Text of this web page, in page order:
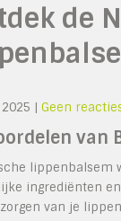
de
| Geen
van
lippenbalsem
ingrediënten
van je